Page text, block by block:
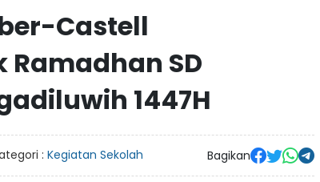
Castell
SD
1447H
: Kegiatan Sekolah Bagikan